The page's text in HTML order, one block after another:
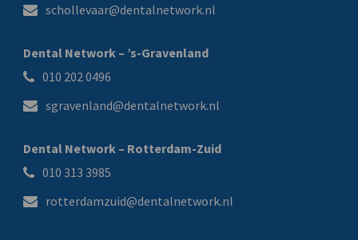
schollevaar@dentalnetwork.nl
Dental Network – ’s-Gravenland
010 202 0496
sgravenland@dentalnetwork.nl
Dental Network – Rotterdam-Zuid
010 313 3985
rotterdamzuid@dentalnetwork.nl